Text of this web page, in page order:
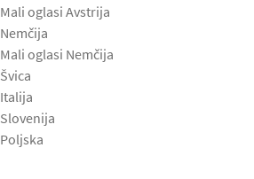
Mali oglasi Avstrija
Nemčija
Mali oglasi Nemčija
Švica
Italija
Slovenija
Poljska